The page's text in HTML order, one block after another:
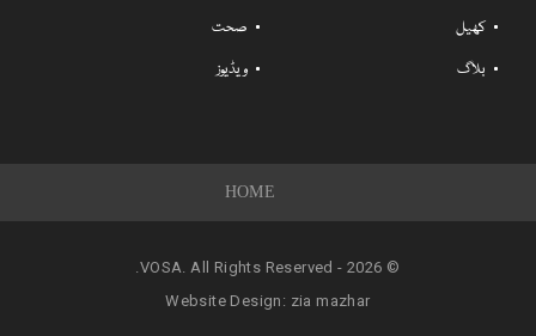
کھیل
صحت
بلاگ
ویڈیوز
HOME
© 2026 - VOSA. All Rights Reserved.
Website Design: zia mazhar